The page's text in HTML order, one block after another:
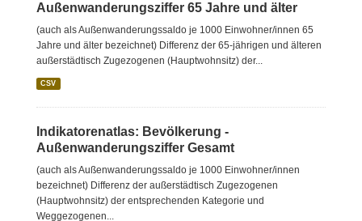
Außenwanderungsziffer 65 Jahre und älter
(auch als Außenwanderungssaldo je 1000 Einwohner/innen 65
Jahre und älter bezeichnet) Differenz der 65-jährigen und älteren
außerstädtisch Zugezogenen (Hauptwohnsitz) der...
CSV
Indikatorenatlas: Bevölkerung -
Außenwanderungsziffer Gesamt
(auch als Außenwanderungssaldo je 1000 Einwohner/innen
bezeichnet) Differenz der außerstädtisch Zugezogenen
(Hauptwohnsitz) der entsprechenden Kategorie und
Weggezogenen...